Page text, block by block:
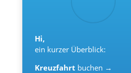
Hi,
ein kurzer Überblick:
Kreuzfahrt buchen →